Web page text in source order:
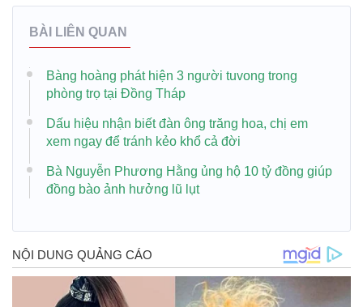
BÀI LIÊN QUAN
Bàng hoàng phát hiện 3 người tuvong trong
phòng trọ tại Đồng Tháp
Dấu hiệu nhận biết đàn ông trăng hoa, chị em
xem ngay để tránh kẻo khổ cả đời
Bà Nguyễn Phương Hằng ủng hộ 10 tỷ đồng giúp
đồng bào ảnh hưởng lũ lụt